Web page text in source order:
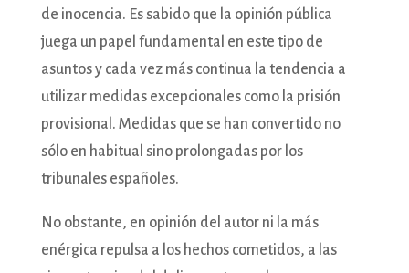
de inocencia. Es sabido que la opinión pública
juega un papel fundamental en este tipo de
asuntos y cada vez más continua la tendencia a
utilizar medidas excepcionales como la prisión
provisional. Medidas que se han convertido no
sólo en habitual sino prolongadas por los
tribunales españoles.
No obstante, en opinión del autor ni la más
enérgica repulsa a los hechos cometidos, a las